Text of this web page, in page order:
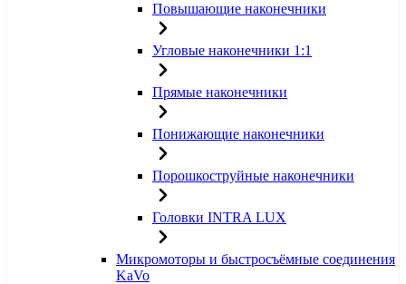
Повышающие наконечники
Угловые наконечники 1:1
Прямые наконечники
Понижающие наконечники
Порошкоструйные наконечники
Головки INTRA LUX
Микромоторы и быстросъёмные соединения
KaVo